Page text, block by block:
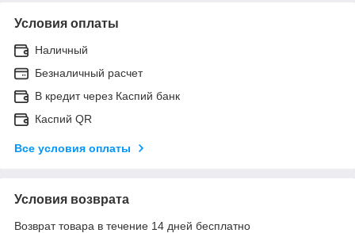
Условия оплаты
Наличный
Безналичный расчет
В кредит через Каспий банк
Каспий QR
Все условия оплаты
Условия возврата
Возврат товара в течение 14 дней бесплатно